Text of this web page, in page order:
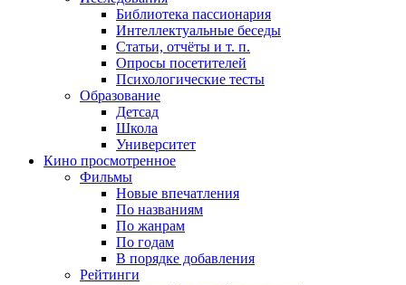
Библиотека пассионария
Интеллектуальные беседы
Статьи, отчёты и т. п.
Опросы посетителей
Психологические тесты
Образование
Детсад
Школа
Университет
Кино просмотренное
Фильмы
Новые впечатления
По названиям
По жанрам
По годам
В порядке добавления
Рейтинги